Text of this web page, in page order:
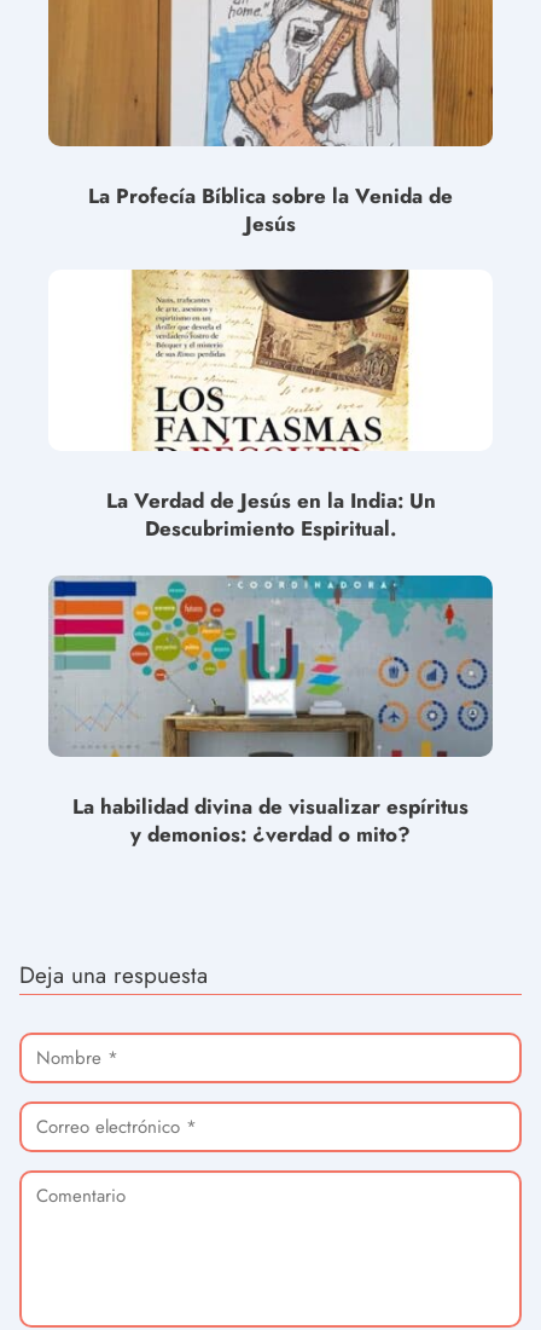
La Profecía Bíblica sobre la Venida de
Jesús
La Verdad de Jesús en la India: Un
Descubrimiento Espiritual.
La habilidad divina de visualizar espíritus
y demonios: ¿verdad o mito?
Deja una respuesta